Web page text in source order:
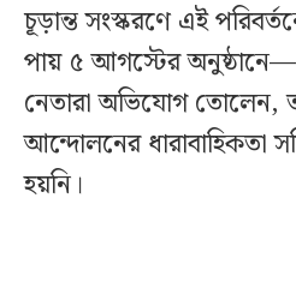
চূড়ান্ত সংস্করণে এই
পায় ৫ আগস্টের
নেতারা অভিযোগ তোলেন,
আন্দোলনের ধারাবাহিকতা
হয়নি।